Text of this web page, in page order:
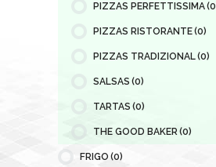
PIZZAS PERFETTISSIMA
PIZZAS RISTORANTE(0)
PIZZAS TRADIZIONAL(0)
SALSAS (0)
TARTAS (0)
THE GOOD BAKER(0)
FRIGO (0)